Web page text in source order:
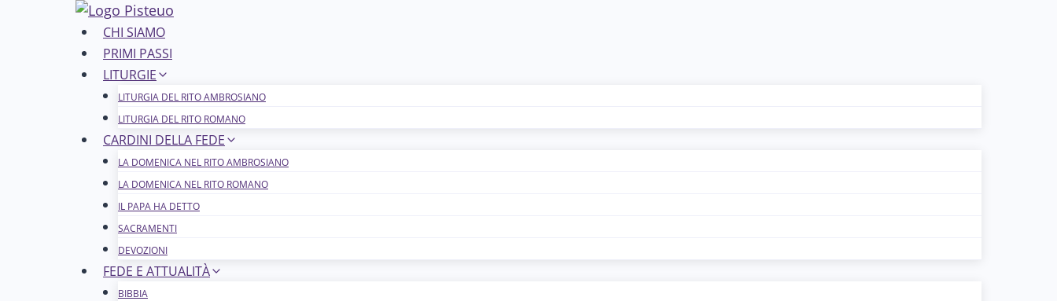
CHI SIAMO
PRIMI PASSI
LITURGIE
LITURGIA DEL RITO AMBROSIANO
LITURGIA DEL RITO ROMANO
CARDINI DELLA FEDE
LA DOMENICA NEL R​​​​​​ITO AMBROSIANO
LA DOMENICA NEL RITO ROMANO
IL PAPA HA DETTO
SACRAMENTI
DEVOZIONI
FEDE E ATTUALITÀ
BIBBIA